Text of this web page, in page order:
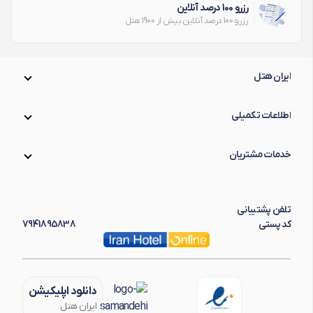
نگین خزرکنار تنکابن گزینه‌های پیش روی شما برای رزرو
رزرو 100 درصد آنلاین
رزرو 100 درصد آنلاین بیش از 1900 هتل
ایران هتل
اطلاعات تکمیلی
خدمات مشتریان
تلفن پشتیبانی
کد پستی
7941895838
دانلود اپلیکیشن
ایران هتل